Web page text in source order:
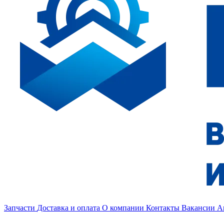
Запчасти Доставка и оплата О компании Контакты Вакансии